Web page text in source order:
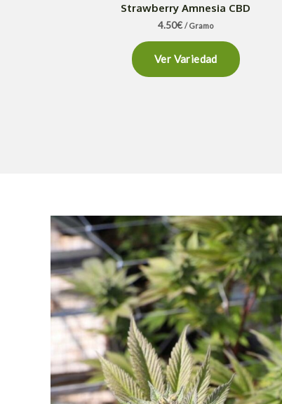
Strawberry Amnesia CBD
4.50€ / Gramo
Ver Variedad